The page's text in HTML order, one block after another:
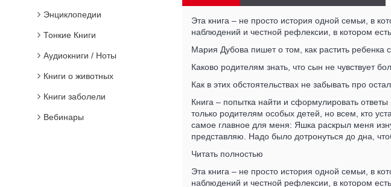
Энциклопедии
Тонкие Книги
Аудиокниги / Ноты
Книги о животных
Книги заболели
Вебинары
Эта книга – не просто история одной семьи, в
наблюдений и честной рефлексии, в котором
Мария Дубова пишет о том, как растить ребенка
Каково родителям знать, что сын не чувствует
Как в этих обстоятельствах не забывать про
Книга – попытка найти и сформулировать
только родителям особых детей, но всем, кто
самое главное для меня: Яшка раскрыл меня
представляю. Надо было дотронуться до дна,
Читать полностью
Эта книга – не просто история одной семьи, в
наблюдений и честной рефлексии, в котором